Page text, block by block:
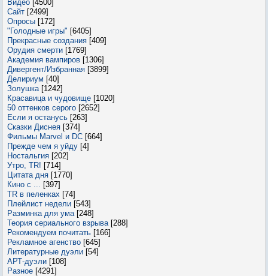
Видео [4500]
Сайт [2499]
Опросы [172]
"Голодные игры" [6405]
Прекрасные создания [409]
Орудия смерти [1769]
Академия вампиров [1306]
Дивергент/Избранная [3899]
Делириум [40]
Золушка [1242]
Красавица и чудовище [1020]
50 оттенков серого [2652]
Если я останусь [263]
Сказки Диснея [374]
Фильмы Marvel и DC [664]
Прежде чем я уйду [4]
Ностальгия [202]
Утро, TR! [714]
Цитата дня [1770]
Кино с ... [397]
TR в пеленках [74]
Плейлист недели [543]
Разминка для ума [248]
Теория сериального взрыва [288]
Рекомендуем почитать [166]
Рекламное агенство [645]
Литературные дуэли [54]
АРТ-дуэли [108]
Разное [4291]